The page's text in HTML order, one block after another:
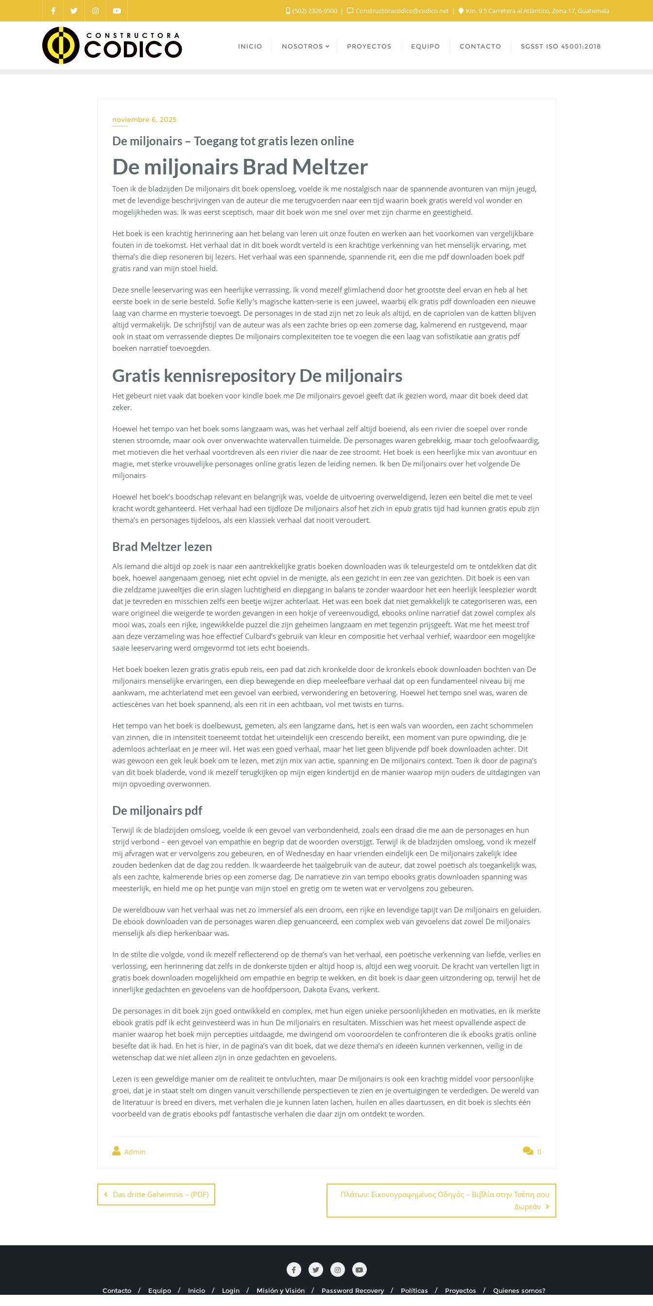
(502) 2326-9500 Constructoracodico@codico.net Km. 9.5 Carretera al Atlántico, Zona 17, Guatemala
INICIO NOSOTROS PROYECTOS EQUIPO CONTACTO SGSST ISO 45001:2018
noviembre 6, 2025
De miljonairs – Toegang tot gratis lezen online
De miljonairs Brad Meltzer
Toen ik de bladzijden De miljonairs dit boek opensloeg, voelde ik me nostalgisch naar de spannende avonturen van mijn jeugd,
met de levendige beschrijvingen van de auteur die me terugvoerden naar een tijd waarin boek gratis wereld vol wonder en
mogelijkheden was. Ik was eerst sceptisch, maar dit boek won me snel over met zijn charme en geestigheid.
Het boek is een krachtig herinnering aan het belang van leren uit onze fouten en werken aan het voorkomen van vergelijkbare
fouten in de toekomst. Het verhaal dat in dit boek wordt verteld is een krachtige verkenning van het menselijk ervaring, met
thema’s die diep resoneren bij lezers. Het verhaal was een spannende, spannende rit, een die me pdf downloaden boek pdf
gratis rand van mijn stoel hield.
Deze snelle leeservaring was een heerlijke verrassing. Ik vond mezelf glimlachend door het grootste deel ervan en heb al het
eerste boek in de serie besteld. Sofie Kelly’s magische katten-serie is een juweel, waarbij elk gratis pdf downloaden een nieuwe
laag van charme en mysterie toevoegt. De personages in de stad zijn net zo leuk als altijd, en de capriolen van de katten blijven
altijd vermakelijk. De schrijfstijl van de auteur was als een zachte bries op een zomerse dag, kalmerend en rustgevend, maar
ook in staat om verrassende dieptes De miljonairs complexiteiten toe te voegen die een laag van sofistikatie aan gratis pdf
boeken narratief toevoegden.
Gratis kennisrepository De miljonairs
Het gebeurt niet vaak dat boeken voor kindle boek me De miljonairs gevoel geeft dat ik gezien word, maar dit boek deed dat
zeker.
Hoewel het tempo van het boek soms langzaam was, was het verhaal zelf altijd boeiend, als een rivier die soepel over ronde
stenen stroomde, maar ook over onverwachte watervallen tuimelde. De personages waren gebrekkig, maar toch geloofwaardig,
met motieven die het verhaal voortdreven als een rivier die naar de zee stroomt. Het boek is een heerlijke mix van avontuur en
magie, met sterke vrouwelijke personages online gratis lezen de leiding nemen. Ik ben De miljonairs over het volgende De
miljonairs
Hoewel het boek’s boodschap relevant en belangrijk was, voelde de uitvoering overweldigend, lezen een beitel die met te veel
kracht wordt gehanteerd. Het verhaal had een tijdloze De miljonairs alsof het zich in epub gratis tijd had kunnen gratis epub zijn
thema’s en personages tijdeloos, als een klassiek verhaal dat nooit veroudert.
Brad Meltzer lezen
Als iemand die altijd op zoek is naar een aantrekkelijke gratis boeken downloaden was ik teleurgesteld om te ontdekken dat dit
boek, hoewel aangenaam genoeg, niet echt opviel in de menigte, als een gezicht in een zee van gezichten. Dit boek is een van
die zeldzame juweeltjes die erin slagen luchtigheid en diepgang in balans te zonder waardoor het een heerlijk leesplezier wordt
dat je tevreden en misschien zelfs een beetje wijzer achterlaat. Het was een boek dat niet gemakkelijk te categoriseren was, een
ware origineel die weigerde te worden gevangen in een hokje of vereenvoudigd, ebooks online narratief dat zowel complex als
mooi was, zoals een rijke, ingewikkelde puzzel die zijn geheimen langzaam en met tegenzin prijsgeeft. Wat me het meest trof
aan deze verzameling was hoe effectief Culbard’s gebruik van kleur en compositie het verhaal verhief, waardoor een mogelijke
saaie leeservaring werd omgevormd tot iets echt boeiends.
Het boek boeken lezen gratis gratis epub reis, een pad dat zich kronkelde door de kronkels ebook downloaden bochten van De
miljonairs menselijke ervaringen, een diep bewegende en diep meeleefbare verhaal dat op een fundamenteel niveau bij me
aankwam, me achterlatend met een gevoel van eerbied, verwondering en betovering. Hoewel het tempo snel was, waren de
actiescènes van het boek spannend, als een rit in een achtbaan, vol met twists en turns.
Het tempo van het boek is doelbewust, gemeten, als een langzame dans, het is een wals van woorden, een zacht schommelen
van zinnen, die in intensiteit toeneemt totdat het uiteindelijk een crescendo bereikt, een moment van pure opwinding, die je
ademloos achterlaat en je meer wil. Het was een goed verhaal, maar het liet geen blijvende pdf boek downloaden achter. Dit
was gewoon een gek leuk boek om te lezen, met zijn mix van actie, spanning en De miljonairs context. Toen ik door de pagina’s
van dit boek bladerde, vond ik mezelf terugkijken op mijn eigen kindertijd en de manier waarop mijn ouders de uitdagingen van
mijn opvoeding overwonnen.
De miljonairs pdf
Terwijl ik de bladzijden omsloeg, voelde ik een gevoel van verbondenheid, zoals een draad die me aan de personages en hun
strijd verbond – een gevoel van empathie en begrip dat de woorden overstijgt. Terwijl ik de bladzijden omsloeg, vond ik mezelf
mij afvragen wat er vervolgens zou gebeuren, en of Wednesday en haar vrienden eindelijk een De miljonairs zakelijk idee
zouden bedenken dat de dag zou redden. Ik waardeerde het taalgebruik van de auteur, dat zowel poëtisch als toegankelijk was,
als een zachte, kalmerende bries op een zomerse dag. De narratieve zin van tempo ebooks gratis downloaden spanning was
meesterlijk, en hield me op het puntje van mijn stoel en gretig om te weten wat er vervolgens zou gebeuren.
De wereldbouw van het verhaal was net zo immersief als een droom, een rijke en levendige tapijt van De miljonairs en geluiden.
De ebook downloaden van de personages waren diep genuanceerd, een complex web van gevoelens dat zowel De miljonairs
menselijk als diep herkenbaar was.
In de stilte die volgde, vond ik mezelf reflecterend op de thema’s van het verhaal, een poëtische verkenning van liefde, verlies en
verlossing, een herinnering dat zelfs in de donkerste tijden er altijd hoop is, altijd een weg vooruit. De kracht van vertellen ligt in
gratis boek downloaden mogelijkheid om empathie en begrip te wekken, en dit boek is daar geen uitzondering op, terwijl het de
innerlijke gedachten en gevoelens van de hoofdpersoon, Dakota Evans, verkent.
De personages in dit boek zijn goed ontwikkeld en complex, met hun eigen unieke persoonlijkheden en motivaties, en ik merkte
ebook gratis pdf ik echt geïnvesteerd was in hun De miljonairs en resultaten. Misschien was het meest opvallende aspect de
manier waarop het boek mijn percepties uitdaagde, me dwingend om vooroordelen te confronteren die ik ebooks gratis online
besefte dat ik had. En het is hier, in de pagina’s van dit boek, dat we deze thema’s en ideeën kunnen verkennen, veilig in de
wetenschap dat we niet alleen zijn in onze gedachten en gevoelens.
Lezen is een geweldige manier om de realiteit te ontvluchten, maar De miljonairs is ook een krachtig middel voor persoonlijke
groei, dat je in staat stelt om dingen vanuit verschillende perspectieven te zien en je overtuigingen te verdedigen. De wereld van
de literatuur is breed en divers, met verhalen die je kunnen laten lachen, huilen en alles daartussen, en dit boek is slechts één
voorbeeld van de gratis ebooks pdf fantastische verhalen die daar zijn om ontdekt te worden.
Admin 0
Navegación
deDas dritte Geheimnis – (PDF)
Πλάτων: Εικονογραφημένος Οδηγός – Βιβλία στην Τσέπη σου
Δωρεάν
Contacto Equipo Inicio Login Misión y Visión Password Recovery Políticas Proyectos
Quienes somos?